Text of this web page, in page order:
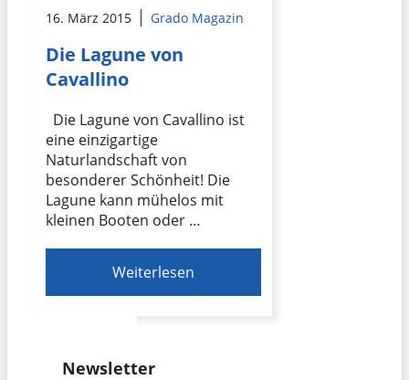
16. März 2015 Grado Magazin
Die Lagune von
Cavallino
Die Lagune von Cavallino ist
eine einzigartige
Naturlandschaft von
besonderer Schönheit! Die
Lagune kann mühelos mit
kleinen Booten oder …
Weiterlesen
Newsletter